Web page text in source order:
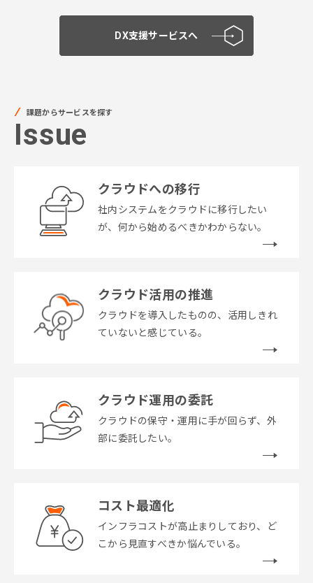
DX支援サービスへ
課題からサービスを探す
Issue
クラウドへの移行
社内システムをクラウドに移行したい
が、何から始めるべきかわからない。
クラウド活用の推進
クラウドを導入したものの、活用しきれ
ていないと感じている。
クラウド運用の委託
クラウドの保守・運用に手が回らず、外
部に委託したい。
コスト最適化
インフラコストが高止まりしており、ど
こから見直すべきか悩んでいる。